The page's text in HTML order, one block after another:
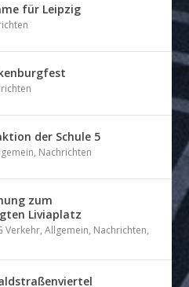
für Leipzig
der Schule 5
, Nachrichten
zum
Liviaplatz
Verkehr,Allgemein, Nachrichten,